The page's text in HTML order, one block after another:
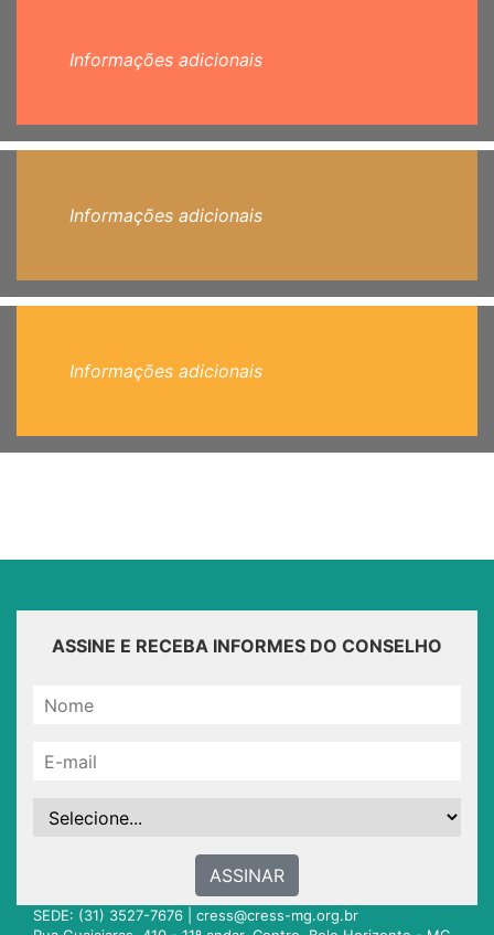
Informações adicionais
Informações adicionais
Informações adicionais
ASSINE E RECEBA INFORMES DO CONSELHO
ASSINAR
SEDE: (31) 3527-7676 | cress@cress-mg.org.br